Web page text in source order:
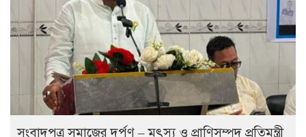
সংবাদপত্র সমাজের দর্পণ – মৎস্য ও প্রাণিসম্পদ প্রতিমন্ত্রী